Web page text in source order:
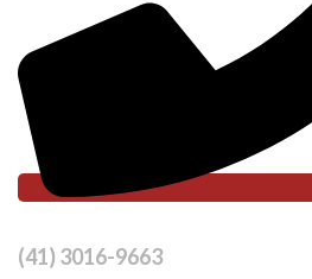
(41) 3016-9663